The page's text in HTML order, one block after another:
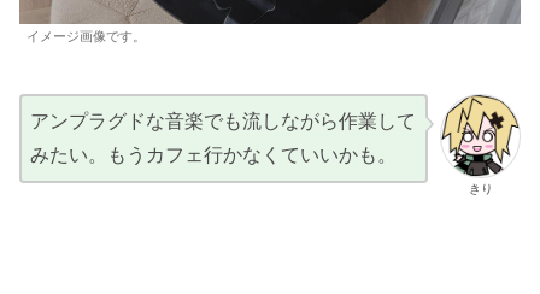
イメージ画像です。
きり
アンプラグドな音楽でも流しながら作業して
みたい。もうカフェ行かなくていいかも。